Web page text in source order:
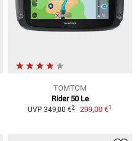
TOMTOM
Rider 50 Le
UVP 349,00 €2 299,00 €1